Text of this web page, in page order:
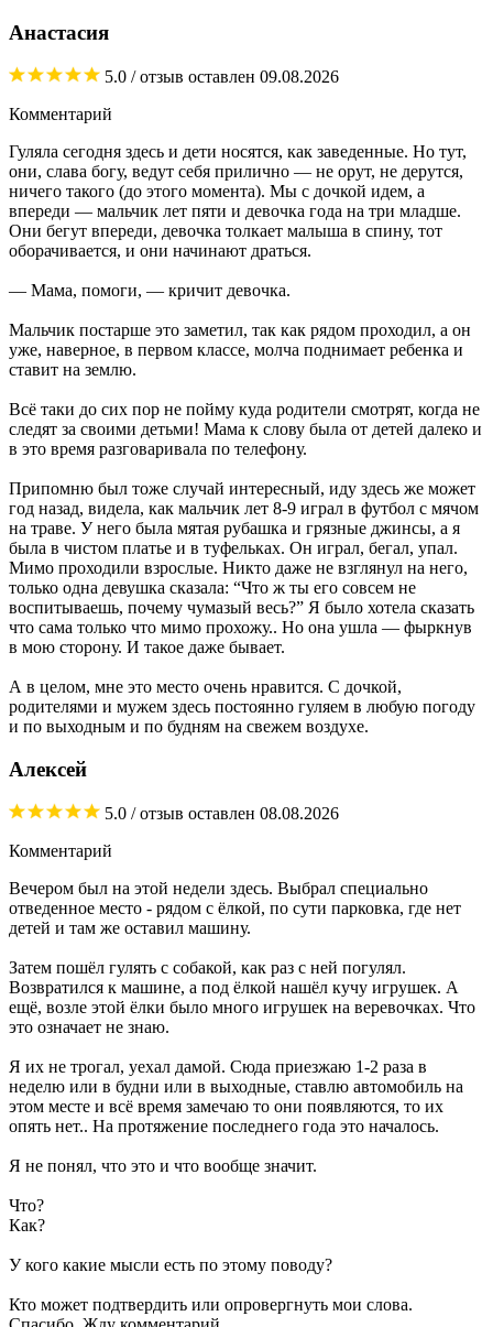
Анастасия
5.0 / отзыв оставлен 09.08.2026
Комментарий
Гуляла сегодня здесь и дети носятся, как заведенные. Но тут,
они, слава богу, ведут себя прилично — не орут, не дерутся,
ничего такого (до этого момента). Мы с дочкой идем, а
впереди — мальчик лет пяти и девочка года на три младше.
Они бегут впереди, девочка толкает малыша в спину, тот
оборачивается, и они начинают драться.
— Мама, помоги, — кричит девочка.
Мальчик постарше это заметил, так как рядом проходил, а он
уже, наверное, в первом классе, молча поднимает ребенка и
ставит на землю.
Всё таки до сих пор не пойму куда родители смотрят, когда не
следят за своими детьми! Мама к слову была от детей далеко и
в это время разговаривала по телефону.
Припомню был тоже случай интересный, иду здесь же может
год назад, видела, как мальчик лет 8-9 играл в футбол с мячом
на траве. У него была мятая рубашка и грязные джинсы, а я
была в чистом платье и в туфельках. Он играл, бегал, упал.
Мимо проходили взрослые. Никто даже не взглянул на него,
только одна девушка сказала: “Что ж ты его совсем не
воспитываешь, почему чумазый весь?” Я было хотела сказать
что сама только что мимо прохожу.. Но она ушла — фыркнув
в мою сторону. И такое даже бывает.
А в целом, мне это место очень нравится. С дочкой,
родителями и мужем здесь постоянно гуляем в любую погоду
и по выходным и по будням на свежем воздухе.
Алексей
5.0 / отзыв оставлен 08.08.2026
Комментарий
Вечером был на этой недели здесь. Выбрал специально
отведенное место - рядом с ёлкой, по сути парковка, где нет
детей и там же оставил машину.
Затем пошёл гулять с собакой, как раз с ней погулял.
Возвратился к машине, а под ёлкой нашёл кучу игрушек. А
ещё, возле этой ёлки было много игрушек на веревочках. Что
это означает не знаю.
Я их не трогал, уехал дамой. Сюда приезжаю 1-2 раза в
неделю или в будни или в выходные, ставлю автомобиль на
этом месте и всё время замечаю то они появляются, то их
опять нет.. На протяжение последнего года это началось.
Я не понял, что это и что вообще значит.
Что?
Как?
У кого какие мысли есть по этому поводу?
Кто может подтвердить или опровергнуть мои слова.